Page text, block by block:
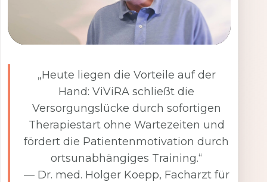
„Heute liegen die Vorteile auf der
Hand: ViViRA schließt die
Versorgungslücke durch sofortigen
Therapiestart ohne Wartezeiten und
fördert die Patientenmotivation durch
ortsunabhängiges Training.“
— Dr. med. Holger Koepp, Facharzt für